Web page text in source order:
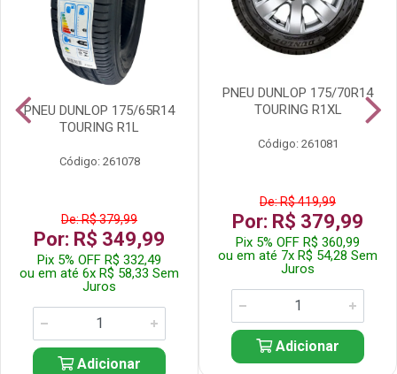
PNEU DUNLOP 175/65R14
TOURING R1L
Código: 261078
De: R$ 379,99
Por: R$ 349,99
Pix 5% OFF R$ 332,49
ou em até 6x R$ 58,33 Sem
Juros
Adicionar
PNEU DUNLOP 175/70R14
TOURING R1XL
Código: 261081
De: R$ 419,99
Por: R$ 379,99
Pix 5% OFF R$ 360,99
ou em até 7x R$ 54,28 Sem
Juros
Adicionar